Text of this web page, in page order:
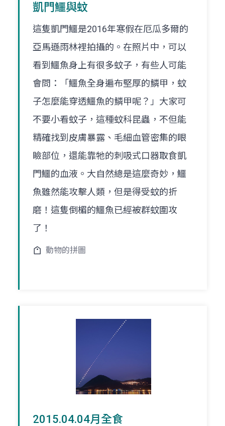
凱門鱷與蚊
這隻凱門鱷是2016年寒假在厄瓜多爾的
亞馬遜雨林裡拍攝的。在照片中，可以
看到鱷魚身上有很多蚊子，有些人可能
會問：「鱷魚全身遍布堅厚的鱗甲，蚊
子怎麼能穿透鱷魚的鱗甲呢？」大家可
不要小看蚊子，這種蚊科昆蟲，不但能
精確找到皮膚暴露、毛細血管密集的眼
瞼部位，還能靠牠的刺吸式口器取食凱
門鱷的血液。大自然總是這麼奇妙，鱷
魚雖然能攻擊人類，但是得受蚊的折
磨！這隻倒楣的鱷魚已經被群蚊圍攻
了！
動物的拼圖
2015.04.04月全食